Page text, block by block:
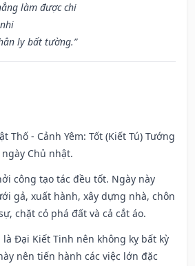
làm được chi
ly bất tường.”
Thố - Cảnh Yêm: Tốt (Kiết Tú) Tướng
Chủ nhật.
công tạo tác đều tốt. Ngày này
gả, xuất hành, xây dựng nhà, chôn
chặt cỏ phá đất và cả cắt áo.
là Đại Kiết Tinh nên không kỵ bất kỳ
nên tiến hành các việc lớn đặc